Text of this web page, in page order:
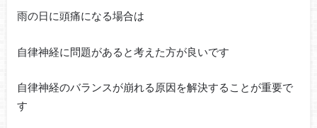
雨の日に頭痛になる場合は
自律神経に問題があると考えた方が良いです
自律神経のバランスが崩れる原因を解決することが重要で
す